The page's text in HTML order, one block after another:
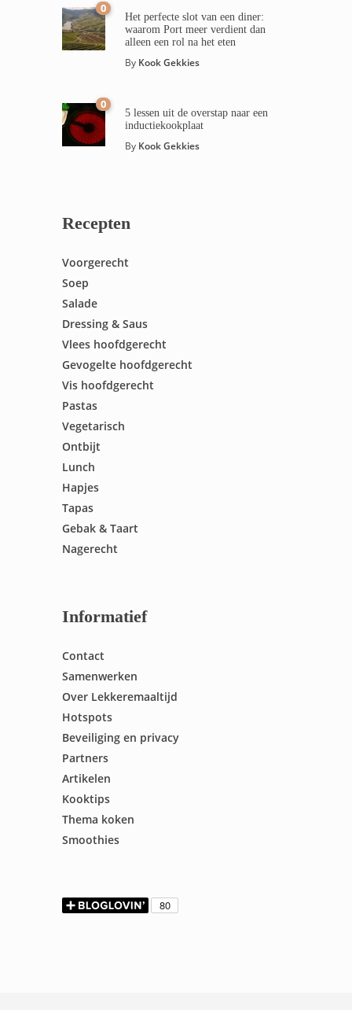
0
Het perfecte slot van een diner:
waarom Port meer verdient dan
alleen een rol na het eten
By Kook Gekkies
0
5 lessen uit de overstap naar een
inductiekookplaat
By Kook Gekkies
Recepten
Voorgerecht
Soep
Salade
Dressing & Saus
Vlees hoofdgerecht
Gevogelte hoofdgerecht
Vis hoofdgerecht
Pastas
Vegetarisch
Ontbijt
Lunch
Hapjes
Tapas
Gebak & Taart
Nagerecht
Informatief
Contact
Samenwerken
Over Lekkeremaaltijd
Hotspots
Beveiliging en privacy
Partners
Artikelen
Kooktips
Thema koken
Smoothies